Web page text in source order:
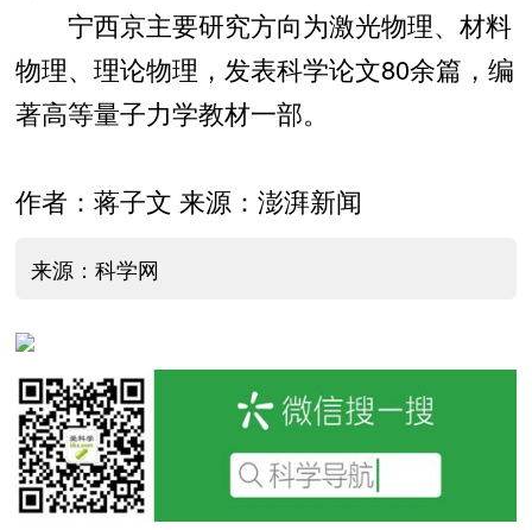
宁西京主要研究方向为激光物理、材料
物理、理论物理，发表科学论文80余篇，编
著高等量子力学教材一部。
作者：蒋子文 来源：澎湃新闻
来源：科学网